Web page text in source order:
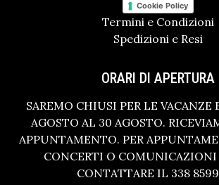
Cookie Policy
Termini e Condizioni
Spedizioni e Resi
ORARI DI APERTURA
SAREMO CHIUSI PER LE VACANZE
AGOSTO AL 30 AGOSTO.
APPUNTAMENTO. PER
CONCERTI O
CONTATTARE IL 338